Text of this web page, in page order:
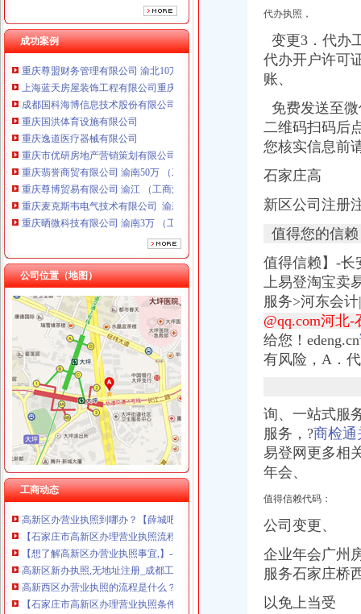
成功案例
重庆麦克斯韦电气技术有限公司 渝新 （工商注册）
重庆晒微科技有限公司 渝南3万 （工商注册）
重庆金品科技有限公司 渝南100万 （进出口权）
上海蓝天房屋装饰工程有限公司重庆分公司 渝北 （工商注册）
成都国科海博信息技术股份有限公司重庆分公司 渝江 （工商注册）
重庆国洪体育设施有限公司
重庆逸道医疗器械有限公司
重庆市优研房地产营销策划有限公司
重庆翡誉商贸有限公司 渝南50万 （工商注册）
重庆尊博贸易有限公司 渝江 （工商注册）
重庆麦克斯韦电气技术有限公司 渝新 （工商注册）
重庆晒微科技有限公司 渝南3万 （工商注册）
重庆金品科技有限公司 渝南100万 （进出口权）
重庆尊盟财务管理有限公司 渝北10万 （工商注册）
上海蓝天房屋装饰工程有限公司重庆分公司 渝北 （工商注册）
成都国科海博信息技术股份有限公司重庆分公司 渝江 （工商注册）
公司位置（地图）
工商动态
高新区办执照
潍坊高新区办个体营业执照要几天-搜问问
高新区便民服务又添新举措办营业执照可选择快递送上门
成都高新区个人经营可不办理营业执照备案即可_河北广播网
南宁高新区张“三证合一”营业执照诞生_网易财经
乌鲁木齐高新区开“绿通道”企业工商注册3小时办结-天山网
在高新区办营业执照快递免费送上门—在线播放—优酷网,高清在
济南高新区：办营业执照可选择_网易新闻
【石家庄市高新区办理营业执照流程】价格,厂家,图片,公司注册、
【想了解高新区办营业执照事宜,】-公司注册-苏州赶集网
高新区新办执照,无地址注册_成都工商代办公司_成都中庸道企业管
高新西区办营业执照的流程是什么？成都大业财务_成都大业财务管理
【石家庄市高新区办理营业执照条件】价格,厂家,图片,公司注册、
【苏州高新区办营业执照公司】价格_厂家_图片-Hc360慧聪网
代办执照，
变更3．代办
代办开户许可
账、
免费发送至
二维码扫码后
您核实信息前
石家庄高
新区公司注册
值得您的信
值得信赖】-长
上易登淘宝卖
服务>河东会
@qq.com河北
给您！edeng.cn
有风险，A．
询、一站式服
服务，?商检通
易登网更多相
年会、
值得信赖代码：
公司变更、
企业年会广州
服务石家庄桥
以免上当受